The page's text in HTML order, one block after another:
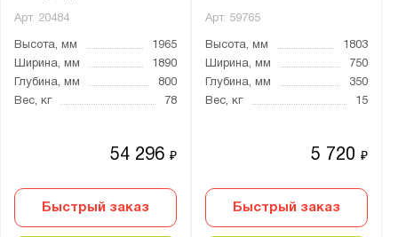
Арт. 20484
Высота, мм
1965
Ширина, мм
1890
Глубина, мм
800
Вес, кг
78
54 296₽
Быстрый заказ
Арт. 59765
Высота, мм
1803
Ширина, мм
750
Глубина, мм
350
Вес, кг
15
5 720₽
Быстрый заказ
1530
1820
1830